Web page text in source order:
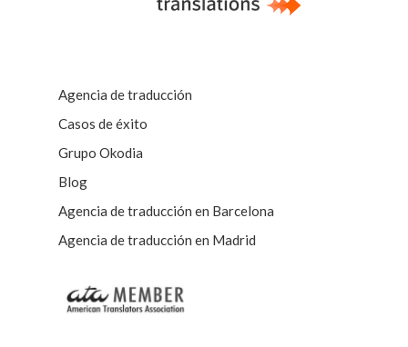
Agencia de traducción
Casos de éxito
Grupo Okodia
Blog
Agencia de traducción en Barcelona
Agencia de traducción en Madrid